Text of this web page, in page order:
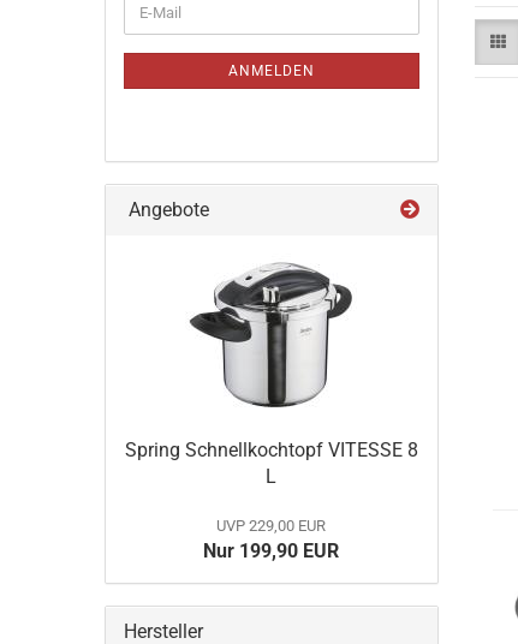
ZUR
E-
Mail
ANMELDEN
Angebote
Spring Schnellkochtopf VITESSE 8
L
UVP 229,00 EUR
Nur 199,90 EUR
Hersteller